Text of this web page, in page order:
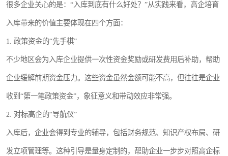
很多企业关心的是：“入库到底有什么好处？”从实践来看，高企培育
入库带来的价值主要体现在四个方面：
1. 政策资金的“先手棋”
不少地区会为入库企业提供一次性资金奖励或研发费用后补助，帮助
企业缓解前期资金压力。这些资金虽然金额可能不高，但往往是企业
收到“第一笔政策资金”，象征意义和带动效应非常强。
2. 对标高企的“导航仪”
入库后，企业会得到专业的辅导，包括财务规范、知识产权布局、研
发立项管理等。这种引导是量身定制的，帮助企业一步步对照高企标